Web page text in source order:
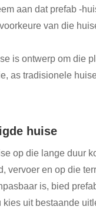
aan dat prefab -
van die
is ontwerp om die
as tradisionele
huise
op die lange duur
vervoer en op die
is, bied
uit bestaande